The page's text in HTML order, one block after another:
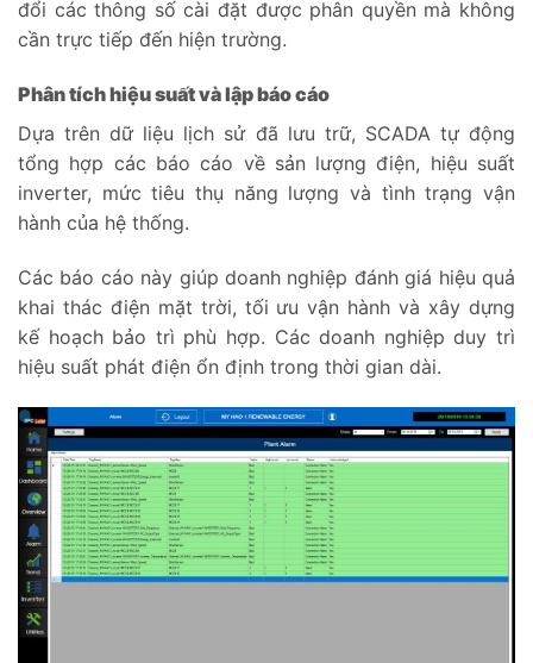
đổi các thông số cài đặt được phân quyền mà không
cần trực tiếp đến hiện trường.
Phân tích hiệu suất và lập báo cáo
Dựa trên dữ liệu lịch sử đã lưu trữ, SCADA tự động
tổng hợp các báo cáo về sản lượng điện, hiệu suất
inverter, mức tiêu thụ năng lượng và tình trạng vận
hành của hệ thống.
Các báo cáo này giúp doanh nghiệp đánh giá hiệu quả
khai thác điện mặt trời, tối ưu vận hành và xây dựng
kế hoạch bảo trì phù hợp. Các doanh nghiệp duy trì
hiệu suất phát điện ổn định trong thời gian dài.